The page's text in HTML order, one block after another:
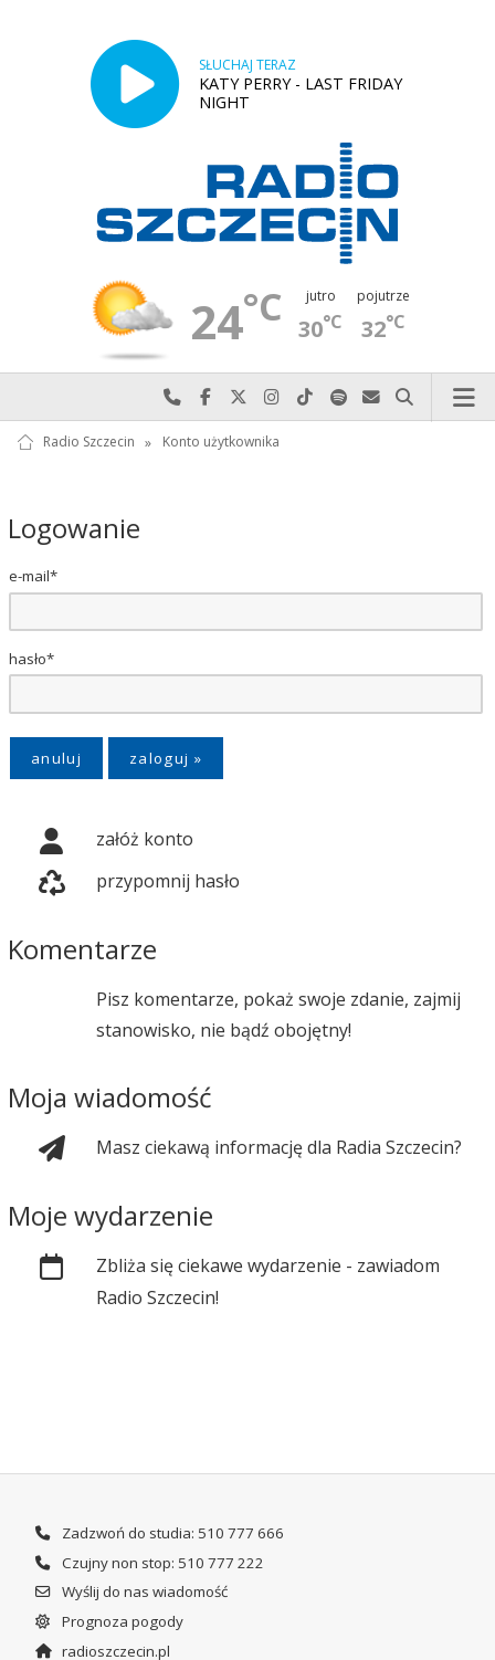
SŁUCHAJ TERAZ
KATY PERRY - LAST FRIDAY
NIGHT
24°C jutro
30°C
pojutrze
32°C
Najlepiej po prostu do nas zadzwoń
Odwiedź nas na Facebook-u
Odwiedź nas na X
Odwiedź nas na Instagram-ie
Odwiedź nas na TikTok-u
Szukaj nas na Spotify
Wyślij do nas
Szukaj
Radio Szczecin » Konto użytkownika
Logowanie
e-mail*
hasło*
anuluj
załóż konto
przypomnij hasło
Komentarze
Pisz komentarze, pokaż swoje zdanie, zajmij
stanowisko, nie bądź obojętny!
Moja wiadomość
Masz ciekawą informację dla Radia Szczecin?
Moje wydarzenie
Zbliża się ciekawe wydarzenie - zawiadom
Radio Szczecin!
Zadzwoń do studia: 510 777 666
Czujny non stop: 510 777 222
Wyślij do nas wiadomość
Prognoza pogody
radioszczecin.pl